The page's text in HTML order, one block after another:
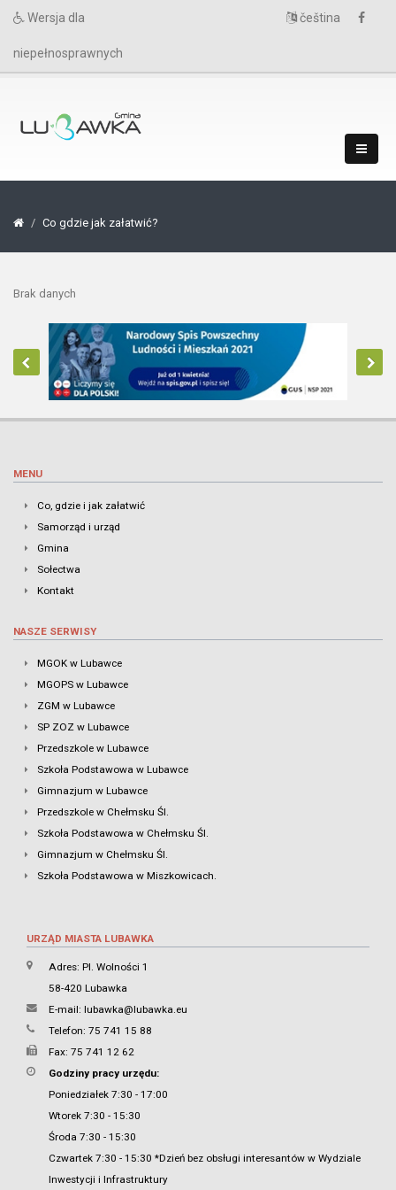
Wersja dla
niepełnosprawnych
čeština
Co gdzie jak załatwić?
Brak danych
MENU
Co, gdzie i jak załatwić
Samorząd i urząd
Gmina
Sołectwa
Kontakt
NASZE SERWISY
MGOK w Lubawce
MGOPS w Lubawce
ZGM w Lubawce
SP ZOZ w Lubawce
Przedszkole w Lubawce
Szkoła Podstawowa w Lubawce
Gimnazjum w Lubawce
Przedszkole w Chełmsku Śl.
Szkoła Podstawowa w Chełmsku Śl.
Gimnazjum w Chełmsku Śl.
Szkoła Podstawowa w Miszkowicach.
URZĄD MIASTA LUBAWKA
Adres: Pl. Wolności 1
58-420 Lubawka
E-mail: lubawka@lubawka.eu
Telefon: 75 741 15 88
Fax: 75 741 12 62
Godziny pracy urzędu:
Poniedziałek 7:30 - 17:00
Wtorek 7:30 - 15:30
Środa 7:30 - 15:30
Czwartek 7:30 - 15:30 *Dzień bez obsługi interesantów w Wydziale
Inwestycji i Infrastruktury